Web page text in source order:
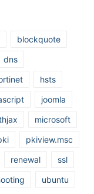
blockquote
dns
hsts
joomla
microsoft
pkiview.msc
renewal
ssl
ubuntu